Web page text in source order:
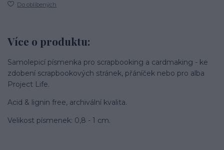
Do oblíbených
Více o produktu:
Samolepicí písmenka pro scrapbooking a cardmaking - ke
zdobení scrapbookových stránek, přáníček nebo pro alba
Project Life.
Acid & lignin free, archivální kvalita.
Velikost písmenek: 0,8 - 1 cm.